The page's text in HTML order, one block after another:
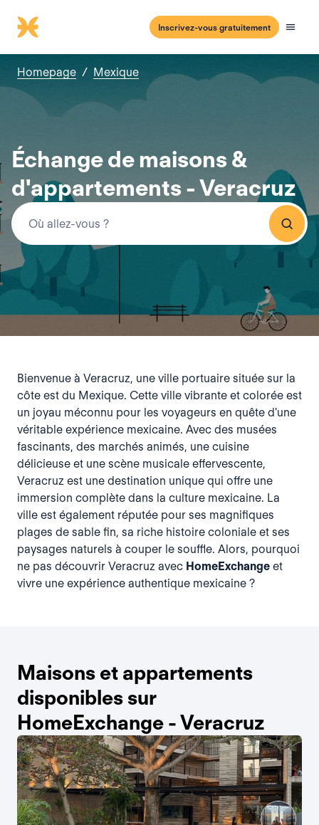
Inscrivez-vous gratuitement
Homepage / Mexique
Échange de maisons &
d'appartements - Veracruz
Bienvenue à Veracruz, une ville portuaire située sur la
côte est du Mexique. Cette ville vibrante et colorée est
un joyau méconnu pour les voyageurs en quête d'une
véritable expérience mexicaine. Avec des musées
fascinants, des marchés animés, une cuisine
délicieuse et une scène musicale effervescente,
Veracruz est une destination unique qui offre une
immersion complète dans la culture mexicaine. La
ville est également réputée pour ses magnifiques
plages de sable fin, sa riche histoire coloniale et ses
paysages naturels à couper le souffle. Alors, pourquoi
ne pas découvrir Veracruz avec HomeExchange et
vivre une expérience authentique mexicaine ?
Maisons et appartements
disponibles sur
HomeExchange - Veracruz